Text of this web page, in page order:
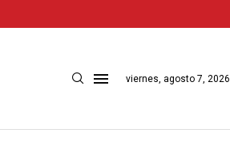
viernes, agosto 7, 2026